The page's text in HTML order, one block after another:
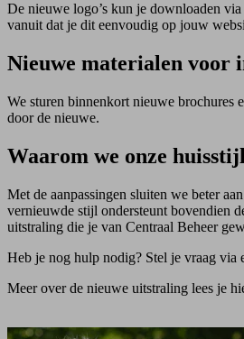
De nieuwe logo’s kun je downloaden
vanuit dat je dit eenvoudig op jouw
Nieuwe materialen voor
We sturen binnenkort nieuwe brochures
door de nieuwe.
Waarom we onze
Met de aanpassingen sluiten we beter
vernieuwde stijl ondersteunt bovendien
uitstraling die je van Centraal Beheer
Heb je nog hulp nodig? Stel je vraag via
Meer over de nieuwe uitstraling lees je